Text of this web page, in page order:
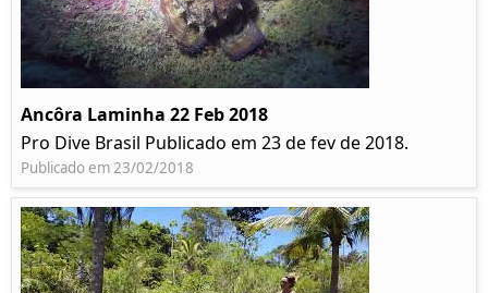
Ancôra Laminha 22 Feb 2018
Pro Dive Brasil Publicado em 23 de fev de 2018.
Publicado em 23/02/2018